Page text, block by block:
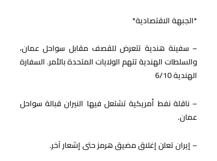
*الجبهة الاقتصادية*
– سفينة هندية تتعرض للقصف مقابل سواحل عمان،
والسلطات الهندية تتهم الولايات المتحدة بالأمر. السفارة
الهندية 6/10
– ناقلة نفط أمريكية تشتعل فيها النيران قبالة سواحل
عمان.
– إيران تعلن إغلاق مضيق هرمز حتى إشعار آخر.